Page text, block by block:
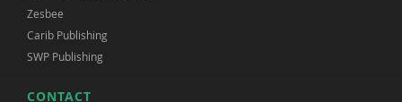
Zesbee
Carib Publishing
SWP Publishing
CONTACT